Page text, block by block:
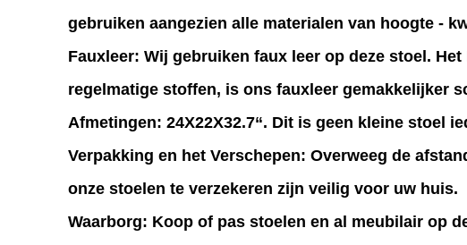
gebruiken aangezien alle materialen van hoogte -
Fauxleer: Wij gebruiken faux leer op deze stoel.
regelmatige stoffen, is ons fauxleer gemakkelijker
Afmetingen: 24X22X32.7“. Dit is geen kleine stoel
Verpakking en het Verschepen: Overweeg de
onze stoelen te verzekeren zijn veilig voor uw huis.
Waarborg: Koop of pas stoelen en al meubilair op